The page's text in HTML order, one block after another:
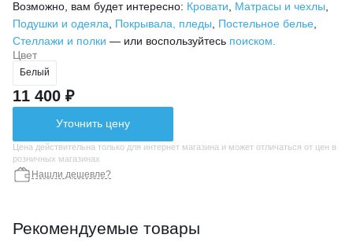
Возможно, вам будет интересно: Кровати Матрасы и чехлы
Подушки и одеяла
Покрывала, пледы Постельное белье
Стеллажи и полки — или воспользуйтесь поиском.
Цвет
Белый
11 400 ₽
Уточнить цену
Цена действительна только для интернет магазина и может отличаться от цен в
розничных магазинах
Нашли дешевле?
Рекомендуемые товары